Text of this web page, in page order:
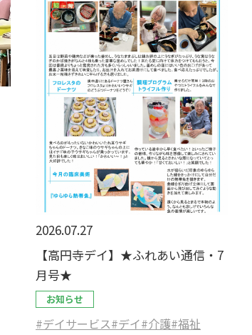
2026.07.27
【高円寺デイ】★ふれあい通信・7
月号★
お知らせ
#デイサービス#デイ#介護#福祉